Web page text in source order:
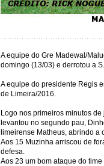
A equipe do Gre Madewal/
domingo (13/03) e derrotou a
A equipe do presidente Regis
de Limeira/2016.
Logo nos primeiros minutos
levantou no segundo pau,
limeirense Matheus, abrindo a
Aos 15 Muzinha arriscou de
defesa.
Aos 23 um bom ataque do